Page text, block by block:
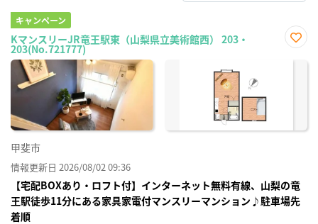
キャンペーン
KマンスリーJR竜王駅東（山梨県立美術館西） 203・
203(No.721777)
に入
甲斐市
情報更新日 2026/08/02 09:36
【宅配BOXあり・ロフト付】インターネット無料有線、山梨の竜
王駅徒歩11分にある家具家電付マンスリーマンション♪駐車場先
着順